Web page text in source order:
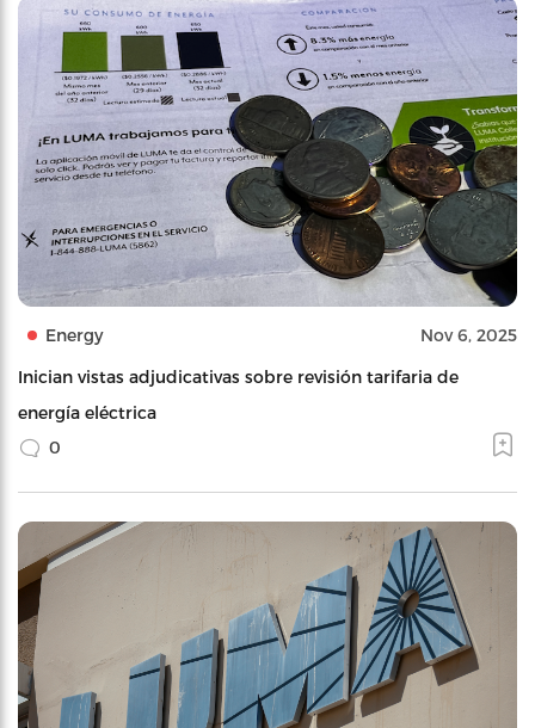
Energy Nov 6, 2025
Inician vistas adjudicativas sobre revisión tarifaria de
energía eléctrica
0